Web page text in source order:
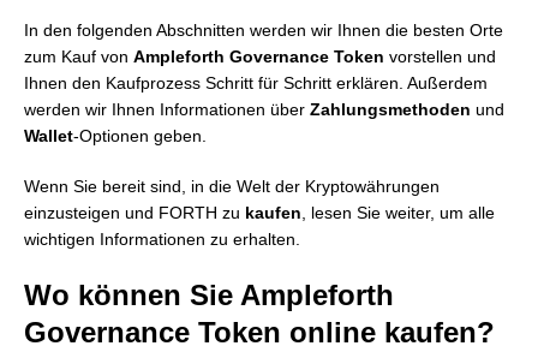
In den folgenden Abschnitten werden wir Ihnen die besten Orte
zum Kauf von Ampleforth Governance Token vorstellen und
Ihnen den Kaufprozess Schritt für Schritt erklären. Außerdem
werden wir Ihnen Informationen über Zahlungsmethoden und
Wallet-Optionen geben.
Wenn Sie bereit sind, in die Welt der Kryptowährungen
einzusteigen und FORTH zu kaufen , lesen Sie weiter, um alle
wichtigen Informationen zu erhalten.
Wo können Sie Ampleforth
Governance Token online kaufen?